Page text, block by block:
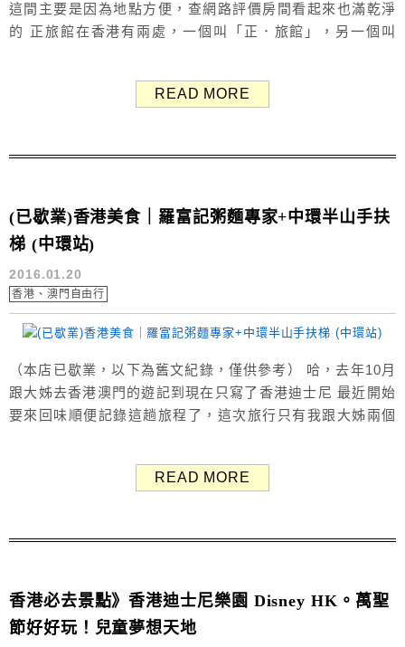
這間主要是因為地點方便，查網路評價房間看起來也滿乾淨
的 正旅館在香港有兩處，一個叫「正．旅館」，另一個叫
上去就是了 正．旅館：香港尖沙嘴樂道23號7樓 正一旅館：
READ MORE
(已歇業)香港美食｜羅富記粥麵專家+中環半山手扶
梯 (中環站)
2016.01.20
香港、澳門自由行
（本店已歇業，以下為舊文紀錄，僅供參考） 哈，去年10月
跟大姊去香港澳門的遊記到現在只寫了香港迪士尼 最近開始
要來回味順便記錄這趟旅程了，這次旅行只有我跟大姊兩個
後的第一餐羅富記粥麵專家，交通很方便，位於中環站D2出
READ MORE
香港必去景點》香港迪士尼樂園 Disney HK。萬聖
節好好玩！兒童夢想天地